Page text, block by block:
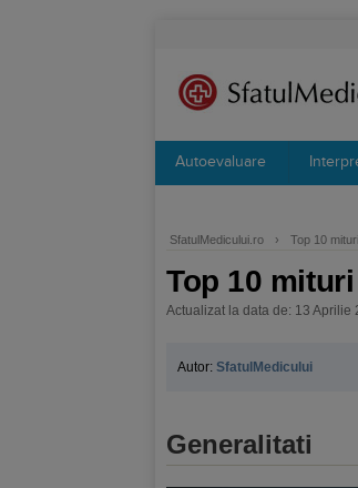
Autoevaluare
SfatulMedicului.ro › Top 10
Top 10
Actualizat la data de: 13 Aprilie
Autor: SfatulMedicului
Generalitati